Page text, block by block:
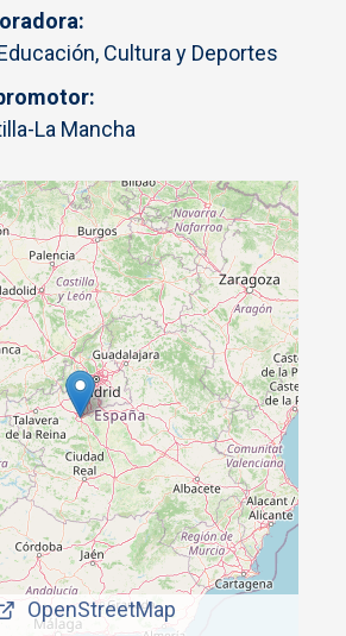
Cultura y Deportes
La Mancha
OpenStreetMap